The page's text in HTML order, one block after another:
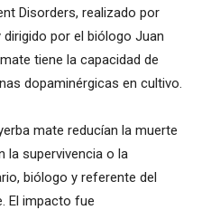
Disorders, realizado por
dirigido por el biólogo Juan
tiene la capacidad de
dopaminérgicas en cultivo.
mate reducían la muerte
la supervivencia o la
biólogo y referente del
El impacto fue